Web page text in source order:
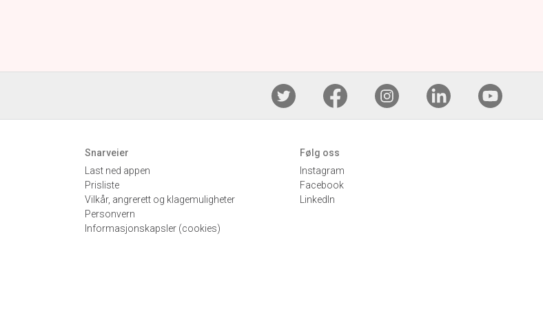
Snarveier
Last ned appen
Prisliste
Vilkår, angrerett og klagemuligheter
Personvern
Informasjonskapsler (cookies)
Følg oss
Instagram
Facebook
LinkedIn